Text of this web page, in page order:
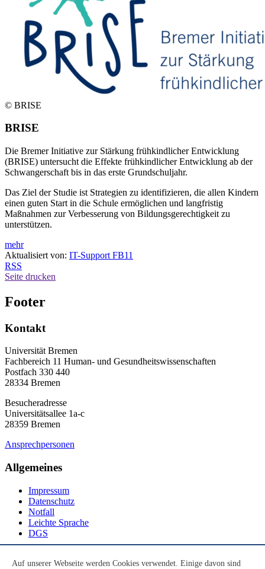
© BRISE
BRISE
Die Bremer Initiative zur Stärkung frühkindlicher Entwicklung
(BRISE) untersucht die Effekte frühkindlicher Entwicklung ab der
Schwangerschaft bis in das erste Grundschuljahr.
Das Ziel der Studie ist Strategien zu identifizieren, die allen Kindern
einen guten Start in die Schule ermöglichen und langfristig
Maßnahmen zur Verbesserung von Bildungsgerechtigkeit zu
unterstützen.
mehr
Aktualisiert von: IT-Support FB11
RSS
Seite drucken
Footer
Kontakt
Universität Bremen
Fachbereich 11 Human- und Gesundheitswissenschaften
Postfach 330 440
28334 Bremen
Besucheradresse
Universitätsallee 1a-c
28359 Bremen
Ansprechpersonen
Allgemeines
Impressum
Datenschutz
Notfall
Leichte Sprache
DGS
Auf unserer Webseite werden Cookies verwendet. Einige davon sind